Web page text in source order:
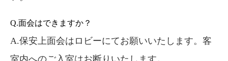
Q.面会はできますか？
A.保安上面会はロビーにてお願いいたします。客
室内へのご入室はお断りいたします。